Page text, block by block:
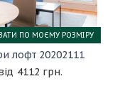
лофт 20202111
4112 грн.
ПО МОЄМУ РОЗМІРУ